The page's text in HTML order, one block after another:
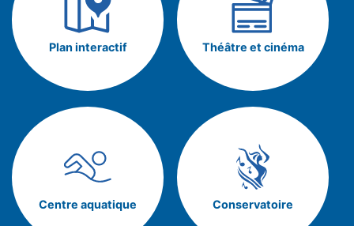
Plan interactif Théâtre et cinéma
Centre aquatique Conservatoire